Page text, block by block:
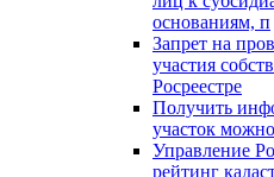
основаниям, п
Запрет на
участия
Росреестре
Получить
участок
Управление
рейтинг